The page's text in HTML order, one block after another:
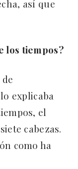
así que
los tiempos?
explicaba
el
cabezas.
como ha